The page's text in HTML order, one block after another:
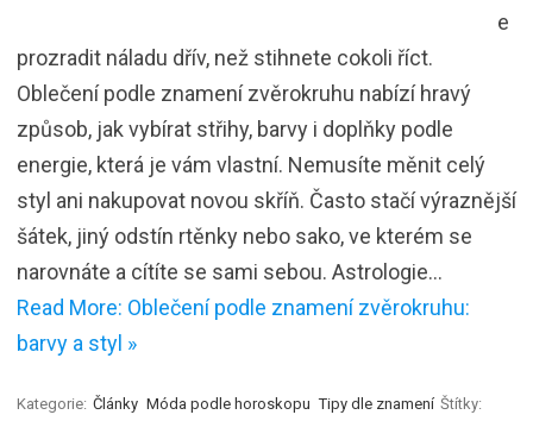
e
prozradit náladu dřív, než stihnete cokoli říct.
Oblečení podle znamení zvěrokruhu nabízí hravý
způsob, jak vybírat střihy, barvy i doplňky podle
energie, která je vám vlastní. Nemusíte měnit celý
styl ani nakupovat novou skříň. Často stačí výraznější
šátek, jiný odstín rtěnky nebo sako, ve kterém se
narovnáte a cítíte se sami sebou. Astrologie…
Read More: Oblečení podle znamení zvěrokruhu:
barvy a styl »
Kategorie: Články Móda podle horoskopu Tipy dle znamení Štítky: